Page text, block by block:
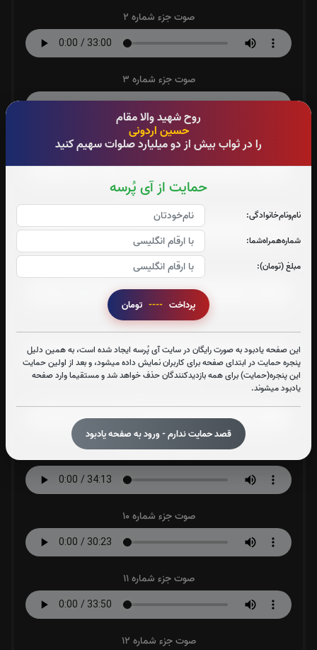
روح شهید والا مقام
حسین اردونی
را در ثواب بیش از دو میلیارد صلوات سهیم کنید
حمایت از آی پُرسه
نام‌و‌نام‌خانوادگی:
شماره‌همراه‌شما:
مبلغ (تومان):
پرداخت ----
این صفحه یادبود به صورت رایگان در سایت آی پُرسه ایجاد شده است، به همین دلیل
پنجره حمایت در ابتدای صفحه برای کاربران نمایش داده میشود، و بعد از اولین حمایت
این پنجره(حمایت) برای همه بازدیدکنندگان حذف خواهد شد و مستقیما وارد صفحه
یادبود میشوند.
قصد حمایت ندارم - ورود به صفحه یادبود
صوت جزء شماره 2
صوت جزء شماره 3
صوت جزء شماره 4
صوت جزء شماره 5
صوت جزء شماره 6
صوت جزء شماره 7
صوت جزء شماره 9
صوت جزء شماره 10
صوت جزء شماره 11
صوت جزء شماره 12